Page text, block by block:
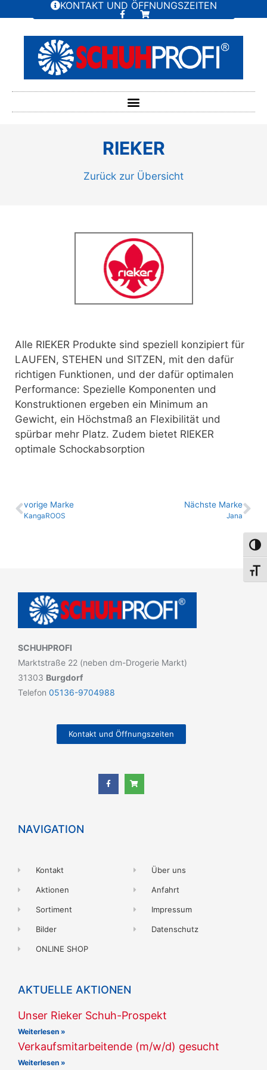
KONTAKT UND ÖFFNUNGSZEITEN
RIEKER
Zurück zur Übersicht
Alle RIEKER Produkte sind speziell konzipiert für
LAUFEN, STEHEN und SITZEN, mit den dafür
richtigen Funktionen, und der dafür optimalen
Performance: Spezielle Komponenten und
Konstruktionen ergeben ein Minimum an
Gewicht, ein Höchstmaß an Flexibilität und
spürbar mehr Platz. Zudem bietet RIEKER
optimale Schockabsorption
vo­ri­ge Marke
KangaROOS
Nächste Marke
Jana
SCHUHPROFI
Marktstraße 22 (neben dm-Drogerie Markt)
31303 Burgdorf
Telefon 05136-9704988
Kontakt und Öffnungszeiten
NAVIGATION
Kontakt
Aktionen
Sortiment
Bilder
ONLINE SHOP
Über uns
Anfahrt
Impressum
Datenschutz
AKTUELLE AKTIONEN
Unser Rieker Schuh-Prospekt
Weiterlesen »
Verkaufsmitarbeitende (m/w/d) gesucht
Weiterlesen »